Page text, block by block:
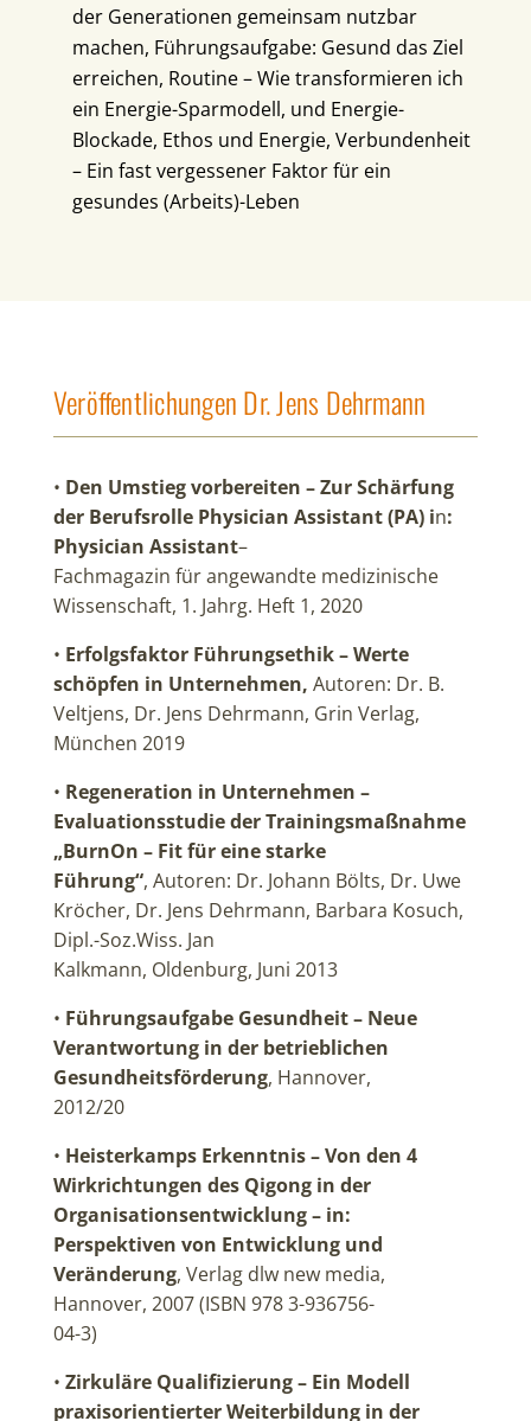
der Generationen gemeinsam nutzbar
machen, Führungsaufgabe: Gesund das Ziel
erreichen, Routine – Wie transformieren ich
ein Energie-Sparmodell, und Energie-
Blockade, Ethos und Energie, Verbundenheit
– Ein fast vergessener Faktor für ein
gesundes (Arbeits)-Leben
Veröffentlichungen Dr. Jens Dehrmann
• Den Umstieg vorbereiten – Zur Schärfung
der Berufsrolle Physician Assistant (PA) in:
Physician Assistant–
Fachmagazin für angewandte medizinische
Wissenschaft, 1. Jahrg. Heft 1, 2020
• Erfolgsfaktor Führungsethik – Werte
schöpfen in Unternehmen, Autoren: Dr. B.
Veltjens, Dr. Jens Dehrmann, Grin Verlag,
München 2019
• Regeneration in Unternehmen –
Evaluationsstudie der Trainingsmaßnahme
„BurnOn – Fit für eine starke
Führung“, Autoren: Dr. Johann Bölts, Dr. Uwe
Kröcher, Dr. Jens Dehrmann, Barbara Kosuch,
Dipl.-Soz.Wiss. Jan
Kalkmann, Oldenburg, Juni 2013
• Führungsaufgabe Gesundheit – Neue
Verantwortung in der betrieblichen
Gesundheitsförderung, Hannover,
2012/20
• Heisterkamps Erkenntnis – Von den 4
Wirkrichtungen des Qigong in der
Organisationsentwicklung – in:
Perspektiven von Entwicklung und
Veränderung, Verlag dlw new media,
Hannover, 2007 (ISBN 978 3-936756-
04-3)
• Zirkuläre Qualifizierung – Ein Modell
praxisorientierter Weiterbildung in der